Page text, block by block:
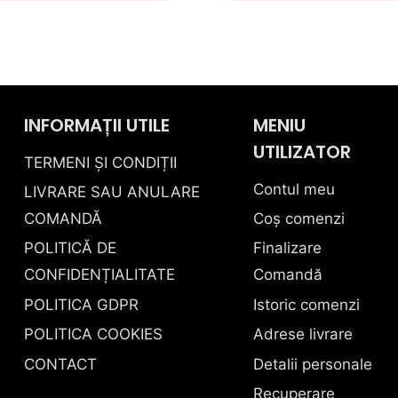
mai
variații.
Opțiunile
pagina
produsului.
INFORMAȚII UTILE
TERMENI ȘI CONDIȚII
LIVRARE SAU ANULARE
COMANDĂ
POLITICĂ DE
CONFIDENȚIALITATE
POLITICA GDPR
POLITICA COOKIES
CONTACT
MENIU
UTILIZATOR
Contul meu
Coș comenzi
Finalizare
Comandă
Istoric comenzi
Adrese livrare
Detalii personale
Recuperare